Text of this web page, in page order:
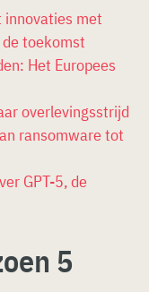
innovaties met
toekomst
Het Europees
overlevingsstrijd
ransomware tot
GPT-5, de
5